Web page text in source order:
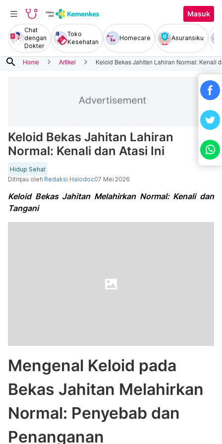
Masuk
Chat
dengan
Dokter
Toko
Kesehatan
Homecare Asuransiku
search Home Artikel Keloid Bekas Jahitan Lahiran Normal: Kenali
Keloid Bekas Jahitan Lahiran
Normal: Kenali dan Atasi Ini
Hidup Sehat
Ditinjau oleh Redaksi Halodoc07 Mei 2026
Keloid Bekas Jahitan Melahirkan Normal: Kenali dan
Tangani
Mengenal Keloid pada
Bekas Jahitan Melahirkan
Normal: Penyebab dan
Penanganan